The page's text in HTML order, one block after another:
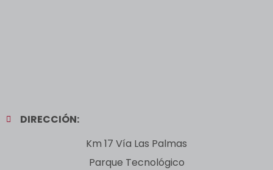
DIRECCIÓN:
Km 17 Vía Las Palmas
Parque Tecnológico